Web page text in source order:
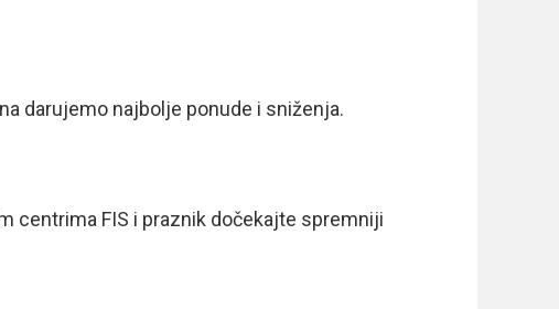
darujemo najbolje ponude i sniženja.
centrima FIS i praznik dočekajte spremniji